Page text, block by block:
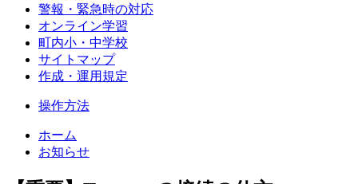
警報・緊急時の対応
オンライン学習
町内小・中学校
サイトマップ
作成・運用規定
操作方法
ホーム
お知らせ